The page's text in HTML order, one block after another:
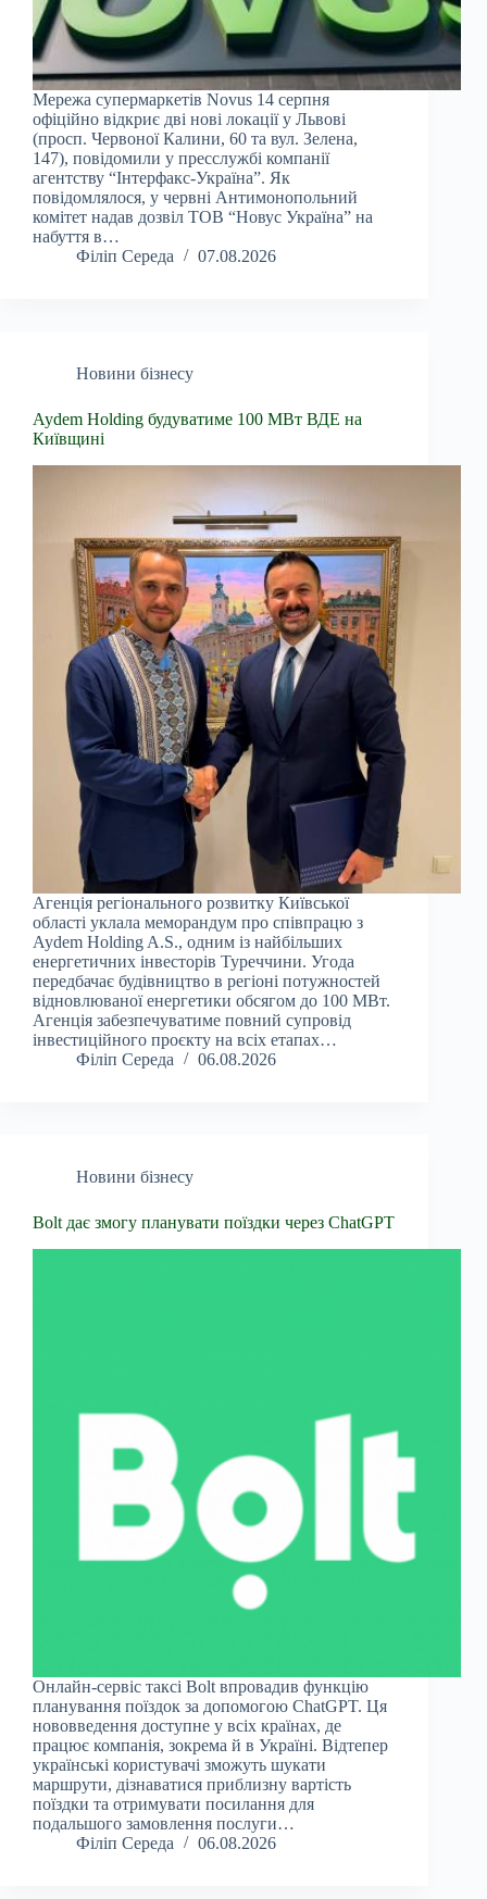
Мережа супермаркетів Novus 14 серпня
офіційно відкриє дві нові локації у Львові
(просп. Червоної Калини, 60 та вул. Зелена,
147), повідомили у пресслужбі компанії
агентству “Інтерфакс-Україна”. Як
повідомлялося, у червні Антимонопольний
комітет надав дозвіл ТОВ “Новус Україна” на
набуття в…
Філіп Середа
07.08.2026
Новини бізнесу
Aydem Holding будуватиме 100 МВт ВДЕ на
Київщині
Агенція регіонального розвитку Київської
області уклала меморандум про співпрацю з
Aydem Holding A.S., одним із найбільших
енергетичних інвесторів Туреччини. Угода
передбачає будівництво в регіоні потужностей
відновлюваної енергетики обсягом до 100 МВт.
Агенція забезпечуватиме повний супровід
інвестиційного проєкту на всіх етапах…
Філіп Середа
06.08.2026
Новини бізнесу
Bolt дає змогу планувати поїздки через ChatGPT
Онлайн-сервіс таксі Bolt впровадив функцію
планування поїздок за допомогою ChatGPT. Ця
нововведення доступне у всіх країнах, де
працює компанія, зокрема й в Україні. Відтепер
українські користувачі зможуть шукати
маршрути, дізнаватися приблизну вартість
поїздки та отримувати посилання для
подальшого замовлення послуги…
Філіп Середа
06.08.2026